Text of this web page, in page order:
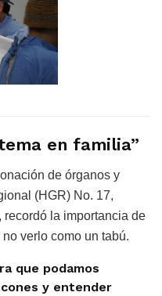
en familia”
de órganos y
(HGR) No. 17,
la importancia de
verlo como un tabú.
que podamos
y entender